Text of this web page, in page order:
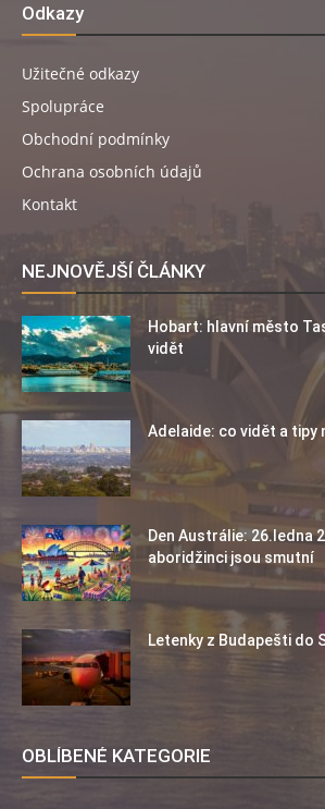
Odkazy
Užitečné odkazy
Spolupráce
Obchodní podmínky
Ochrana osobních údajů
Kontakt
NEJNOVĚJŠÍ ČLÁNKY
Hobart: hlavní město
vidět
Adelaide: co vidět a tipy
Den Austrálie: 26.ledna
aboridžinci jsou smutní
Letenky z Budapešti do
OBLÍBENÉ KATEGORIE